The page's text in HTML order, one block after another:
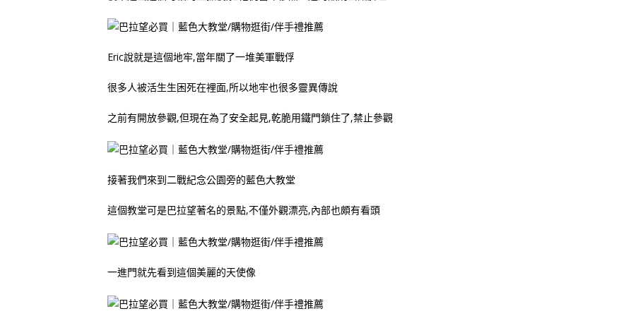
Eric說就是這個地牢,當年關了一堆美軍戰俘
很多人被活生生困死在裡面,所以地牢也很多靈異傳說
之前有開放參觀,但現在為了安全起見,乾脆用鐵門鎖住了,禁止參觀
接著我們來到二戰紀念公園旁的藍色大教堂
這個教堂可是巴拉望著名的景點,不僅外觀漂亮,內部也頗有看頭
一進門就先看到這個美麗的天使像